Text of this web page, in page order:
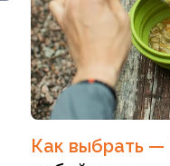
Как выбрать —